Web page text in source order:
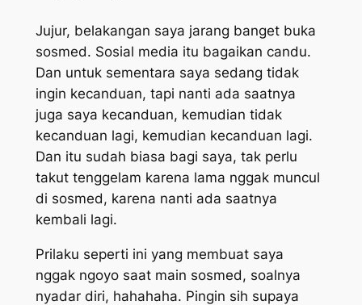
Jujur, belakangan saya jarang banget buka
sosmed. Sosial media itu bagaikan candu.
Dan untuk sementara saya sedang tidak
ingin kecanduan, tapi nanti ada saatnya
juga saya kecanduan, kemudian tidak
kecanduan lagi, kemudian kecanduan lagi.
Dan itu sudah biasa bagi saya, tak perlu
takut tenggelam karena lama nggak muncul
di sosmed, karena nanti ada saatnya
kembali lagi.
Prilaku seperti ini yang membuat saya
nggak ngoyosaat main sosmed, soalnya
nyadar diri, hahahaha. Pingin sih supaya